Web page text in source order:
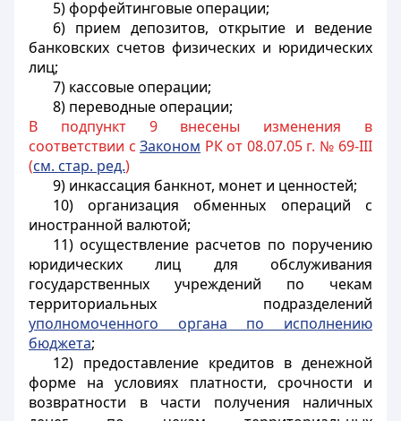
5) форфейтинговые операции;
6) прием депозитов, открытие и ведение
банковских счетов физических и юридических
лиц;
7) кассовые операции;
8) переводные операции;
В подпункт 9 внесены изменения в
соответствии сЗаконом РК от 08.07.05 г. № 69-III
(см. стар. ред.)
9) инкассация банкнот, монет и ценностей;
10) организация обменных операций с
иностранной валютой;
11) осуществление расчетов по поручению
юридических лиц для обслуживания
государственных учреждений по чекам
территориальных подразделений
уполномоченного органа по исполнению
бюджета;
12) предоставление кредитов в денежной
форме на условиях платности, срочности и
возвратности в части получения наличных